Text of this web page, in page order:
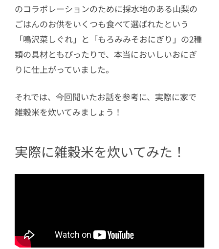
のコラボレーションのために採水地のある山梨の
ごはんのお供をいくつも食べて選ばれたという
「鳴沢菜しぐれ」と「もろみみそおにぎり」の2種
類の具材ともぴったりで、本当においしいおにぎ
りに仕上がっていました。
それでは、今回聞いたお話を参考に、実際に家で
雑穀米を炊いてみましょう！
実際に雑穀米を炊いてみた！